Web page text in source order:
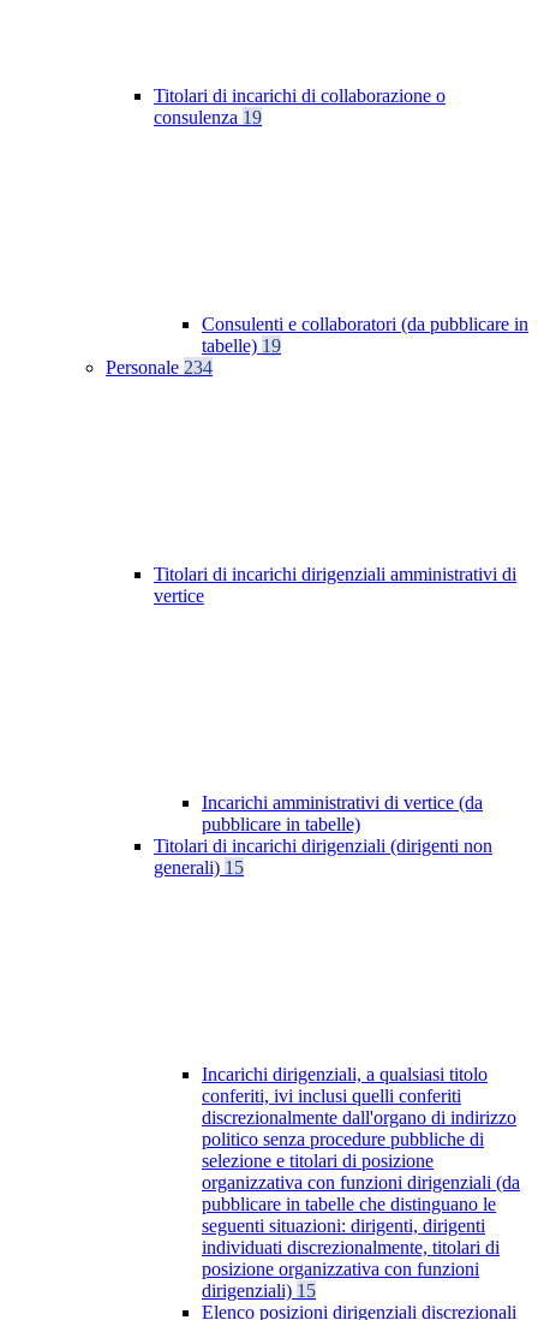
Titolari di incarichi di collaborazione o
consulenza 19
Consulenti e collaboratori (da pubblicare in
tabelle) 19
Personale 234
Titolari di incarichi dirigenziali amministrativi di
vertice
Incarichi amministrativi di vertice (da
pubblicare in tabelle)
Titolari di incarichi dirigenziali (dirigenti non
generali) 15
Incarichi dirigenziali, a qualsiasi titolo
conferiti, ivi inclusi quelli conferiti
discrezionalmente dall'organo di indirizzo
politico senza procedure pubbliche di
selezione e titolari di posizione
organizzativa con funzioni dirigenziali (da
pubblicare in tabelle che distinguano le
seguenti situazioni: dirigenti, dirigenti
individuati discrezionalmente, titolari di
posizione organizzativa con funzioni
dirigenziali) 15
Elenco posizioni dirigenziali discrezionali